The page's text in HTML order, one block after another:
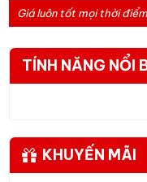
Giá luôn tốt mọi thời
TÍNH NĂNG NỔI
KHUYẾN MÃI